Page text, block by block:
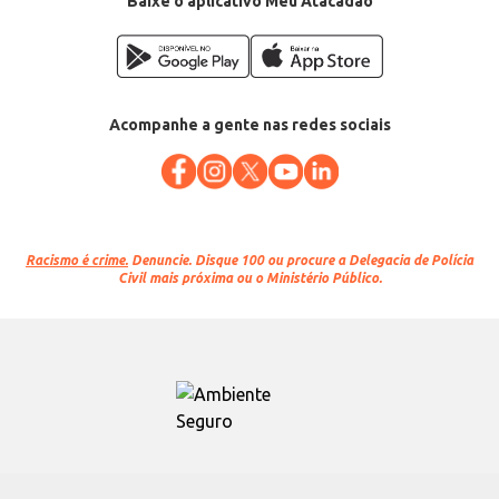
Acompanhe a gente nas redes sociais
Racismo é crime. Denuncie. Disque 100 ou procure a Delegacia de Polícia
Civil mais próxima ou o Ministério Público.